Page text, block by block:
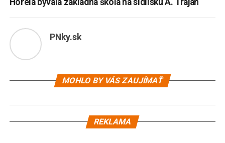
PNky.sk
MOHLO BY VÁS ZAUJÍMAŤ
REKLAMA